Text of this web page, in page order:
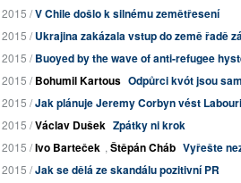
2015 /V Chile došlo k silnému zemětřesení
2015 /Ukrajina zakázala vstup do země řadě
2015 /Buoyed by the wave of anti-refugee
2015 /Bohumil Kartous Odpůrci kvót jsou
2015 /Jak plánuje Jeremy Corbyn vést
2015 /Václav Dušek Zpátky ni krok
2015 /Ivo Barteček , Štěpán Cháb Vyřešte
2015 /Jak se dělá ze skandálu pozitivní PR